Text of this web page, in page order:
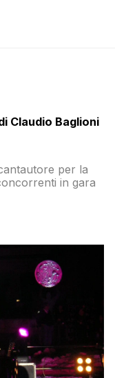
Claudio Baglioni
per la
in gara